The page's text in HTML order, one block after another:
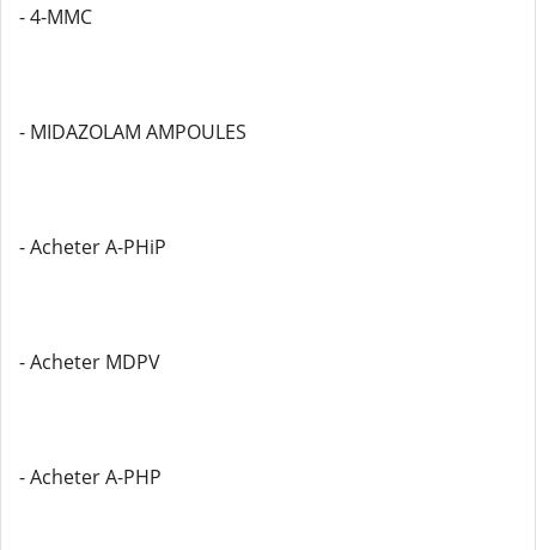
- 4-MMC
- MIDAZOLAM AMPOULES
- Acheter A-PHiP
- Acheter MDPV
- Acheter A-PHP